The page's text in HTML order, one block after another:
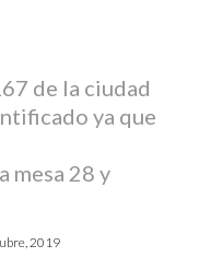
de la ciudad
ya que
mesa 28 y
2019